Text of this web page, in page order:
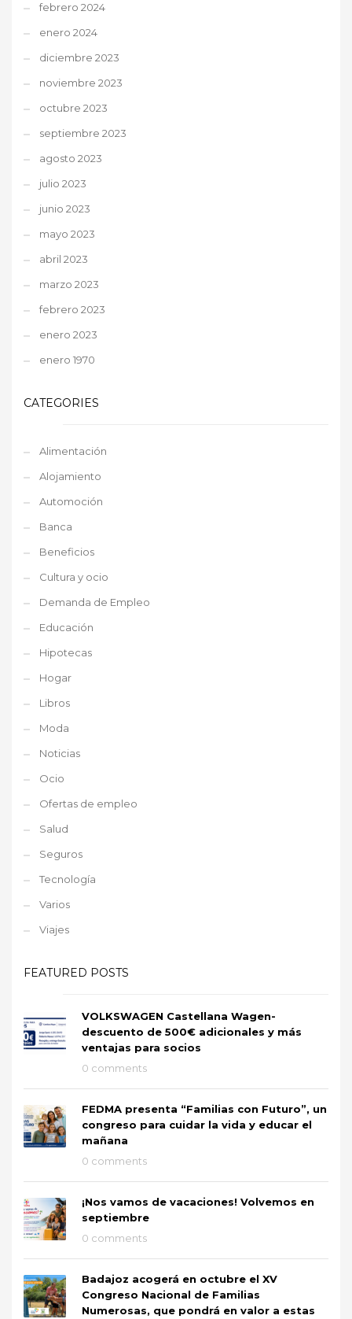
febrero 2024
enero 2024
diciembre 2023
noviembre 2023
octubre 2023
septiembre 2023
agosto 2023
julio 2023
junio 2023
mayo 2023
abril 2023
marzo 2023
febrero 2023
enero 2023
enero 1970
CATEGORIES
Alimentación
Alojamiento
Automoción
Banca
Beneficios
Cultura y ocio
Demanda de Empleo
Educación
Hipotecas
Hogar
Libros
Moda
Noticias
Ocio
Ofertas de empleo
Salud
Seguros
Tecnología
Varios
Viajes
FEATURED POSTS
VOLKSWAGEN Castellana Wagen-
descuento de 500€ adicionales y más
ventajas para socios
0 comments
FEDMA presenta “Familias con Futuro”, un
congreso para cuidar la vida y educar el
mañana
0 comments
¡Nos vamos de vacaciones! Volvemos en
septiembre
0 comments
Badajoz acogerá en octubre el XV
Congreso Nacional de Familias
Numerosas, que pondrá en valor a estas